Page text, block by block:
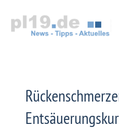
springen